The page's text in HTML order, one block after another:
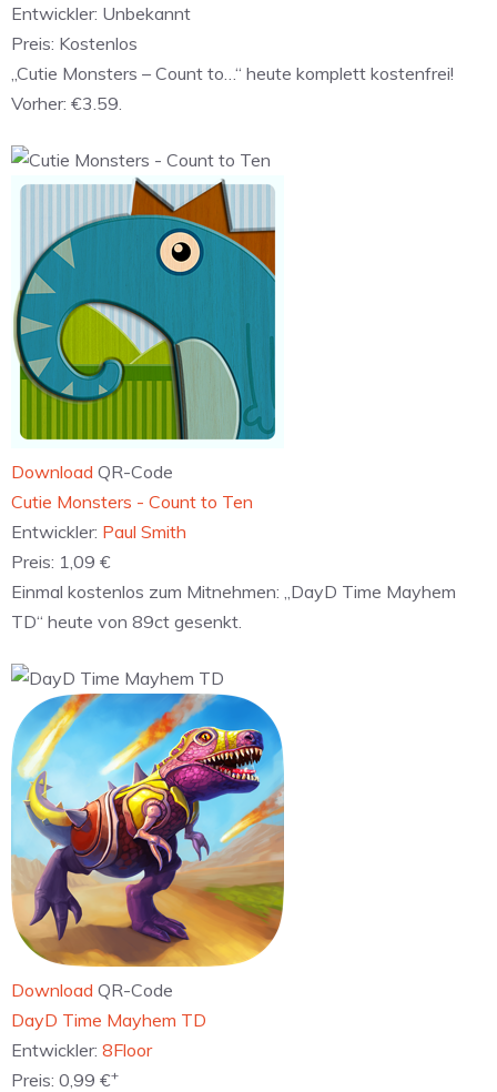
Entwickler: Unbekannt
Preis: Kostenlos
„Cutie Monsters – Count to…“ heute komplett kostenfrei!
Vorher: €3.59.
Download QR-Code
Cutie Monsters - Count to Ten
Entwickler: Paul Smith
Preis: 1,09 €
Einmal kostenlos zum Mitnehmen: „DayD Time Mayhem
TD“ heute von 89ct gesenkt.
Download QR-Code
‎DayD Time Mayhem TD
Entwickler: 8Floor
Preis: 0,99 €+